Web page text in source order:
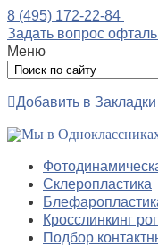
8 (495) 172-22-84
Задать вопрос
Меню
Добавить в Закладки
Склеропластика
Кросслинкинг
Подбор